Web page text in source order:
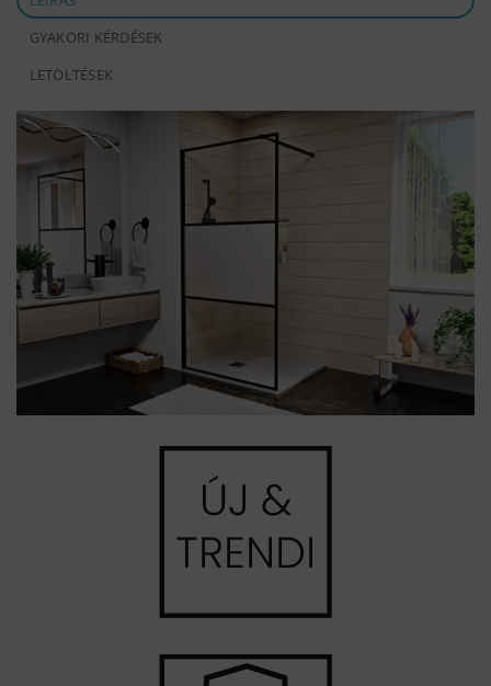
GYAKORI KÉRDÉSEK
LETÖLTÉSEK